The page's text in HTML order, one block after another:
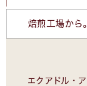
焙煎工場から
エクアドル・